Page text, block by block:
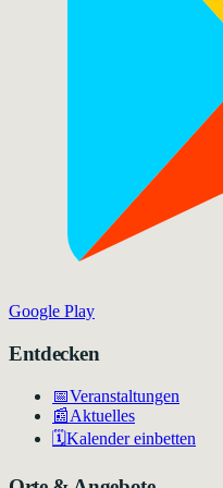
Google Play
Entdecken
📅Veranstaltungen
📰Aktuelles
🗓️Kalender einbetten